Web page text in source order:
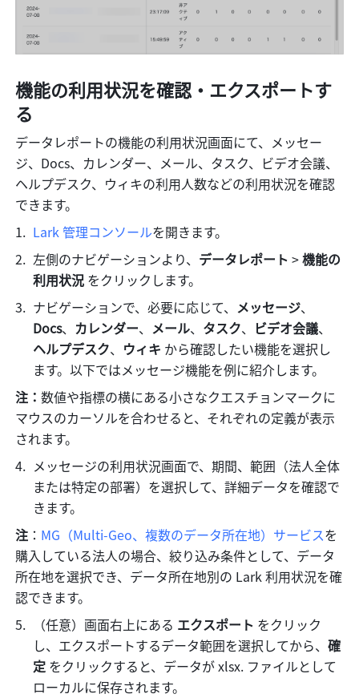
機能の利用状況を確認・エクスポートす
る
データレポートの機能の利用状況画面にて、メッセー
ジ、Docs、カレンダー、メール、タスク、ビデオ会議、
ヘルプデスク、ウィキの利用人数などの利用状況を確認
できます。
Lark 管理コンソールを開きます。
左側のナビゲーションより、 データレポート > 機能の
利用状況 をクリックします。
ナビゲーションで、必要に応じて、 メッセージ、
Docs、 カレンダー、 メール、 タスク、 ビデオ会議、
ヘルプデスク、 ウィキ から確認したい機能を選択し
ます。以下ではメッセージ機能を例に紹介します。
注：数値や指標の横にある小さなクエスチョンマークに
マウスのカーソルを合わせると、それぞれの定義が表示
されます。
メッセージの利用状況画面で、期間、範囲（法人全体
または特定の部署）を選択して、詳細データを確認で
きます。
注 ： MG（Multi-Geo、複数のデータ所在地）サービスを
購入している法人の場合、絞り込み条件として、データ
所在地を選択でき、データ所在地別の Lark 利用状況を確
認できます。
（任意）画面右上にある エクスポート をクリック
し、エクスポートするデータ範囲を選択してから、確
定 をクリックすると、データが xlsx. ファイルとして
ローカルに保存されます。